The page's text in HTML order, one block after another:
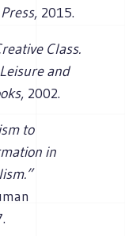
, 2015.
Class.
and
, 2002.
to
in